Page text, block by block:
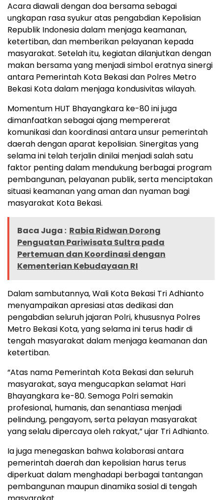
Acara diawali dengan doa bersama sebagai
ungkapan rasa syukur atas pengabdian Kepolisian
Republik Indonesia dalam menjaga keamanan,
ketertiban, dan memberikan pelayanan kepada
masyarakat. Setelah itu, kegiatan dilanjutkan dengan
makan bersama yang menjadi simbol eratnya sinergi
antara Pemerintah Kota Bekasi dan Polres Metro
Bekasi Kota dalam menjaga kondusivitas wilayah.
Momentum HUT Bhayangkara ke-80 ini juga
dimanfaatkan sebagai ajang mempererat
komunikasi dan koordinasi antara unsur pemerintah
daerah dengan aparat kepolisian. Sinergitas yang
selama ini telah terjalin dinilai menjadi salah satu
faktor penting dalam mendukung berbagai program
pembangunan, pelayanan publik, serta menciptakan
situasi keamanan yang aman dan nyaman bagi
masyarakat Kota Bekasi.
Baca Juga : Rabia Ridwan Dorong
Penguatan Pariwisata Sultra pada
Pertemuan dan Koordinasi dengan
Kementerian Kebudayaan RI
Dalam sambutannya, Wali Kota Bekasi Tri Adhianto
menyampaikan apresiasi atas dedikasi dan
pengabdian seluruh jajaran Polri, khususnya Polres
Metro Bekasi Kota, yang selama ini terus hadir di
tengah masyarakat dalam menjaga keamanan dan
ketertiban.
“Atas nama Pemerintah Kota Bekasi dan seluruh
masyarakat, saya mengucapkan selamat Hari
Bhayangkara ke-80. Semoga Polri semakin
profesional, humanis, dan senantiasa menjadi
pelindung, pengayom, serta pelayan masyarakat
yang selalu dipercaya oleh rakyat,” ujar Tri Adhianto.
Ia juga menegaskan bahwa kolaborasi antara
pemerintah daerah dan kepolisian harus terus
diperkuat dalam menghadapi berbagai tantangan
pembangunan maupun dinamika sosial di tengah